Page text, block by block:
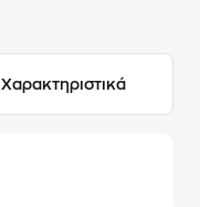
Χαρακτηριστικά